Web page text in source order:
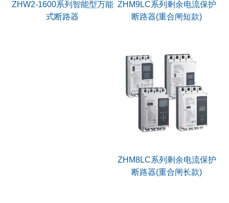
ZHW2-1600系列智能型万能
式断路器
ZHM9LC系列剩余电流保护
断路器(重合闸短款)
ZHM8LC系列剩余电流保护
断路器(重合闸长款)